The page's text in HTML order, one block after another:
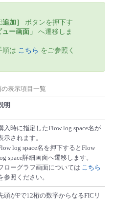
加］
ボタンを押下す
ー画面」
へ遷移しま
順は こちら をご参照く
の表示項目一覧
明
入時に指定したFlow log space名が
示されます。
log space名を押下するとFlow
space詳細画面へ遷移します。
ローグラフ画面については こちら
参照ください。
頭がFで12桁の数字からなるFICリ